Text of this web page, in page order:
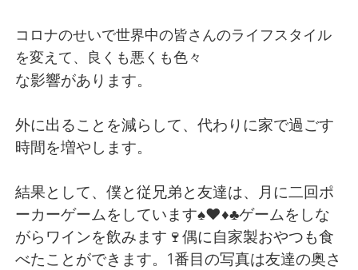
English
繁體中文 Español
Deutsch 日本語
한국어 Русский
コロナのせいで世界中の皆さんのライフスタイル
を変えて、良くも悪くも色々
な影響があります。
外に出ることを減らして、代わりに家で過ごす
時間を増やします。
結果として、僕と従兄弟と友達は、月に二回ポ
ーカーゲームをしています♠️♥️♦️♣️ゲームをしな
がらワインを飲みます🍷偶に自家製おやつも食
べたことができます。1番目の写真は友達の奥さ